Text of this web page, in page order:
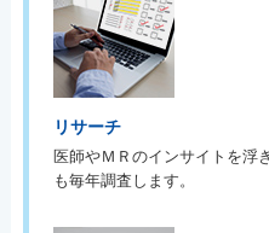
リサーチ
医師やＭＲのインサイトを浮
も毎年調査します。